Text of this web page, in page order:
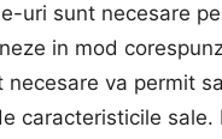
uri sunt necesare
in mod
va permit
caracteristicile sale.